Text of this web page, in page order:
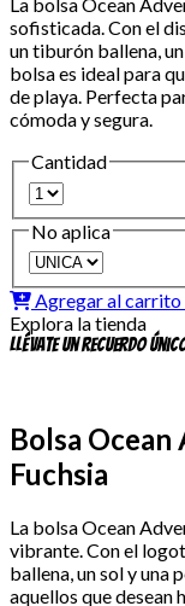
sofisticada. Con el
un tiburón ballena,
bolsa es ideal para
de playa. Perfecta
cómoda y segura.
Cantidad
No aplica
Agregar al carrito
Explora la tienda
Llévate un recuerdo
Bolsa Ocean
Fuchsia
La bolsa Ocean
vibrante. Con el
ballena, un sol y una
aquellos que desean